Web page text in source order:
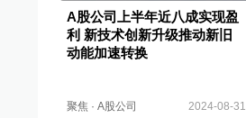
A股公司上半年近八成实现盈
利 新技术创新升级推动新旧
动能加速转换
聚焦 · A股公司 2024-08-31